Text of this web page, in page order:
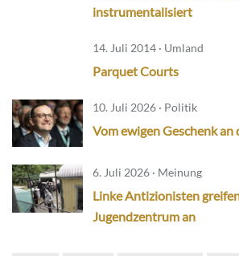
instrumentalisiert
14. Juli 2014 · Umland
Parquet Courts
10. Juli 2026 · Politik
Vom ewigen Geschenk an
6. Juli 2026 · Meinung
Linke Antizionisten
Jugendzentrum an